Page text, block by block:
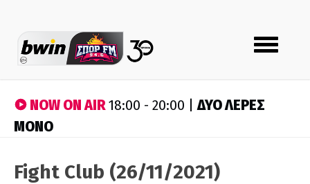
Toggle
navigation
NOW ON AIR18:00 - 20:00 |ΔΥΟ ΛΕΡΕΣ
ΜΟΝΟ
Fight Club (26/11/2021)